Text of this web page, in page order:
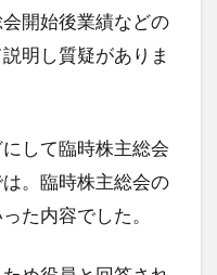
開始後業績などの
明し質疑がありま
して臨時株主総会
。臨時株主総会の
た内容でした。